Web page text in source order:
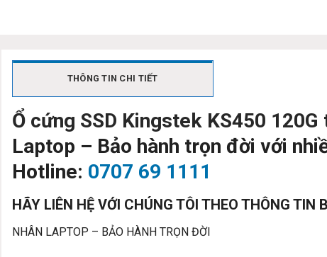
THÔNG TIN CHI TIẾT
Ổ cứng SSD Kingstek KS450 120G
Laptop – Bảo hành trọn đời với
Hotline: 0707 69 1111
HÃY LIÊN HỆ VỚI CHÚNG TÔI THEO THÔNG TIN
NHÂN LAPTOP – BẢO HÀNH TRỌN ĐỜI